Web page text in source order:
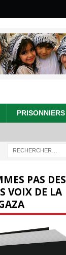
PRISONNIERS
PAS DES
VOIX DE LA